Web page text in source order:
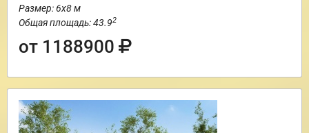
Размер: 6х8 м
Общая площадь: 43.92
от 1188900